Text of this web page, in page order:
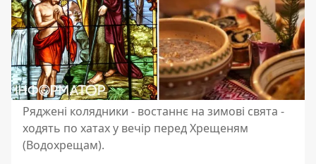
Ряджені колядники - востаннє на зимові свята -
ходять по хатах у вечір перед Хрещеням
(Водохрещам).